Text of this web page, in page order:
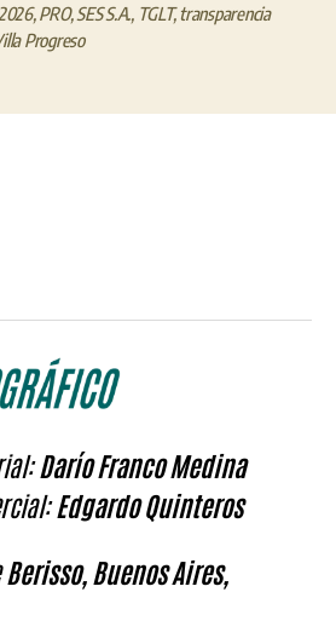
, PRO, SES S.A. TGLT,transparencia
Progreso
Darío Franco Medina
Edgardo Quinteros
Berisso, Buenos Aires,